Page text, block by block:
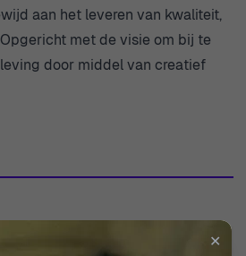
aan het leveren van kwaliteit,
met de visie om bij te
door middel van creatief
tijdpieces die niet alleen
van zijn Eco-Drive
de impact op het milieu
focus op vakmanschap
✕